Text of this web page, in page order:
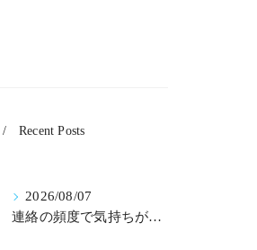
Recent Posts
2026/08/07
連絡の頻度で気持ちが疲れてしまう時の処方箋